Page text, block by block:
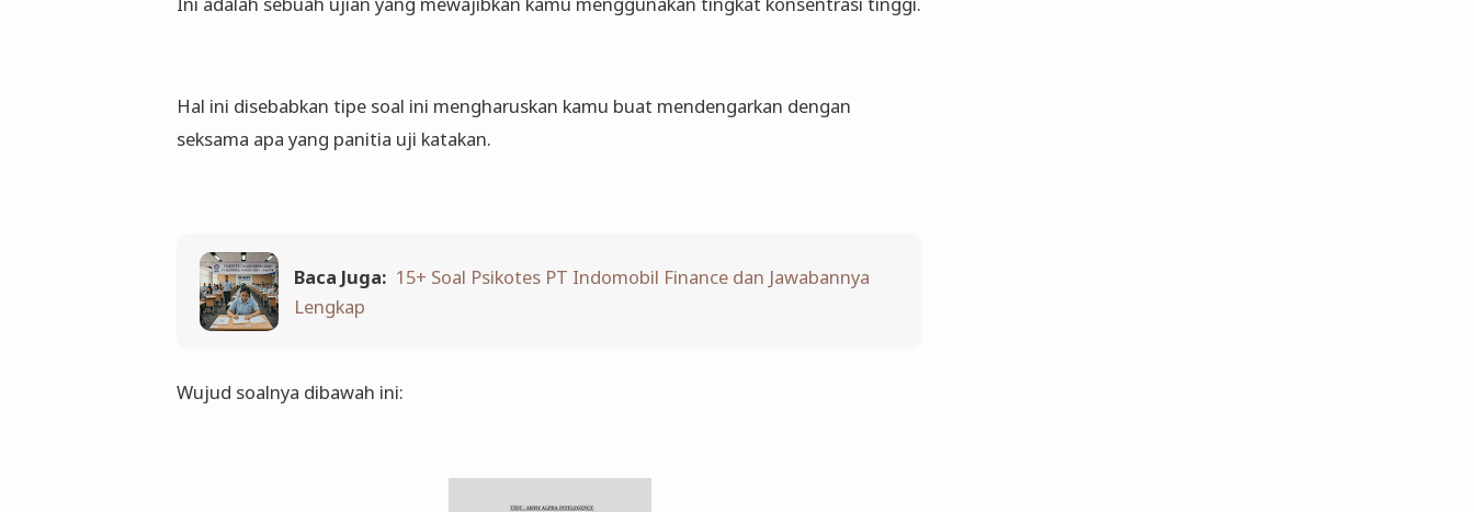
Hal ini disebabkan tipe soal ini mengharuskan kamu buat mendengarkan dengan
seksama apa yang panitia uji katakan.
Baca Juga: 15+ Soal Psikotes PT Indomobil Finance dan Jawabannya
Lengkap
Wujud soalnya dibawah ini: